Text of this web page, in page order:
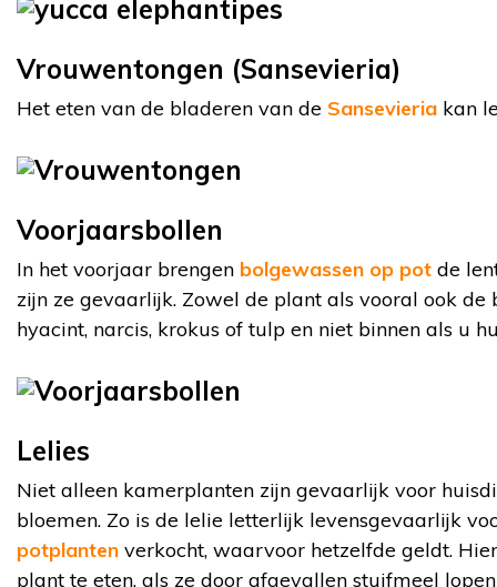
Vrouwentongen (Sansevieria)
Het eten van de bladeren van de Sansevieria kan
Voorjaarsbollen
In het voorjaar brengen bolgewassen op pot de
zijn ze gevaarlijk. Zowel de plant als vooral ook de
hyacint, narcis, krokus of tulp en niet binnen als u
Lelies
Niet alleen kamerplanten zijn gevaarlijk voor
bloemen. Zo is de lelie letterlijk levensgevaarlijk
potplanten verkocht, waarvoor hetzelfde geldt.
plant te eten, als ze door afgevallen stuifmeel